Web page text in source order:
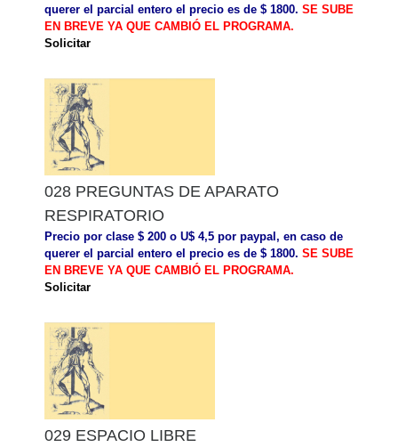
querer el parcial entero el precio es de $ 1800. SE SUBE
EN BREVE YA QUE CAMBIÓ EL PROGRAMA.
Solicitar
028 PREGUNTAS DE APARATO
RESPIRATORIO
Precio por clase $ 200 o U$ 4,5 por paypal, en caso de
querer el parcial entero el precio es de $ 1800. SE SUBE
EN BREVE YA QUE CAMBIÓ EL PROGRAMA.
Solicitar
029 ESPACIO LIBRE